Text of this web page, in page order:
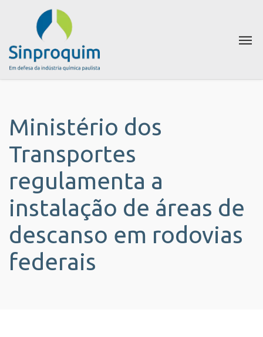
Ministério dos
Transportes
regulamenta a
instalação de áreas de
descanso em rodovias
federais